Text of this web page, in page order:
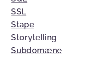
SSL
Stape
Storytelling
Subdomæne